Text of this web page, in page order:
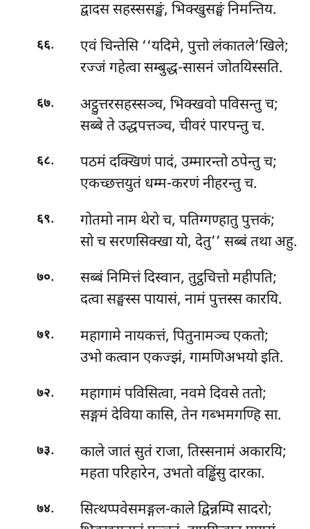
द्वादस सहस्ससङ्खं, भिक्खुसङ्घं निमन्तिय.
६६.
एवं चिन्तेसि ‘‘यदिमे, पुत्तो लंकातले’खिले;
रज्जं गहेत्वा सम्बुद्ध-सासनं जोतयिस्सति.
६७.
अट्ठुत्तरसहस्सञ्च, भिक्खवो पविसन्तु च;
सब्बे ते उद्धपत्तञ्च, चीवरं पारपन्तु च.
६८.
पठमं दक्खिणं पादं, उम्मारन्तो ठपेन्तु च;
एकच्छत्तयुतं धम्म-करणं नीहरन्तु च.
६९.
गोतमो नाम थेरो च, पतिग्गण्हातु पुत्तकं;
सो च सरणसिक्खा यो, देतु’’ सब्बं तथा अहु.
७०.
सब्बं निमित्तं दिस्वान, तुट्ठचित्तो महीपति;
दत्वा सङ्घस्स पायासं, नामं पुत्तस्स कारयि.
७१.
महागामे नायकत्तं, पितुनामञ्च एकतो;
उभो कत्वान एकज्झं, गामणिअभयो इति.
७२.
महागामं पविसित्वा, नवमे दिवसे ततो;
सङ्गमं देविया कासि, तेन गब्भमगण्हि सा.
७३.
काले जातं सुतं राजा, तिस्सनामं अकारयि;
महता परिहारेन, उभतो वड्ढिंसु दारका.
७४.
सित्थप्पवेसमङ्गल-काले द्विन्नम्पि सादरो;